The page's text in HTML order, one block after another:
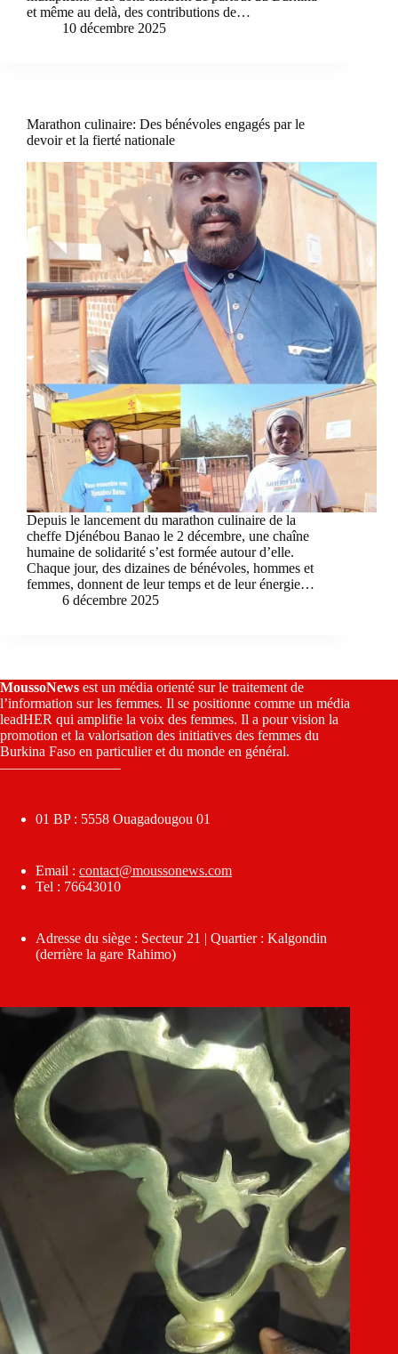
et même au delà, des contributions de…
10 décembre 2025
Marathon culinaire: Des bénévoles engagés par le
devoir et la fierté nationale
Depuis le lancement du marathon culinaire de la
cheffe Djénébou Banao le 2 décembre, une chaîne
humaine de solidarité s’est formée autour d’elle.
Chaque jour, des dizaines de bénévoles, hommes et
femmes, donnent de leur temps et de leur énergie…
6 décembre 2025
MoussoNews est un média orienté sur le traitement de
l’information sur les femmes. Il se positionne comme un média
leadHER qui amplifie la voix des femmes. Il a pour vision la
promotion et la valorisation des initiatives des femmes du
Burkina Faso en particulier et du monde en général.
————————–
01 BP : 5558 Ouagadougou 01
Email : contact@moussonews.com
Tel : 76643010
Adresse du siège : Secteur 21 | Quartier : Kalgondin
(derrière la gare Rahimo)